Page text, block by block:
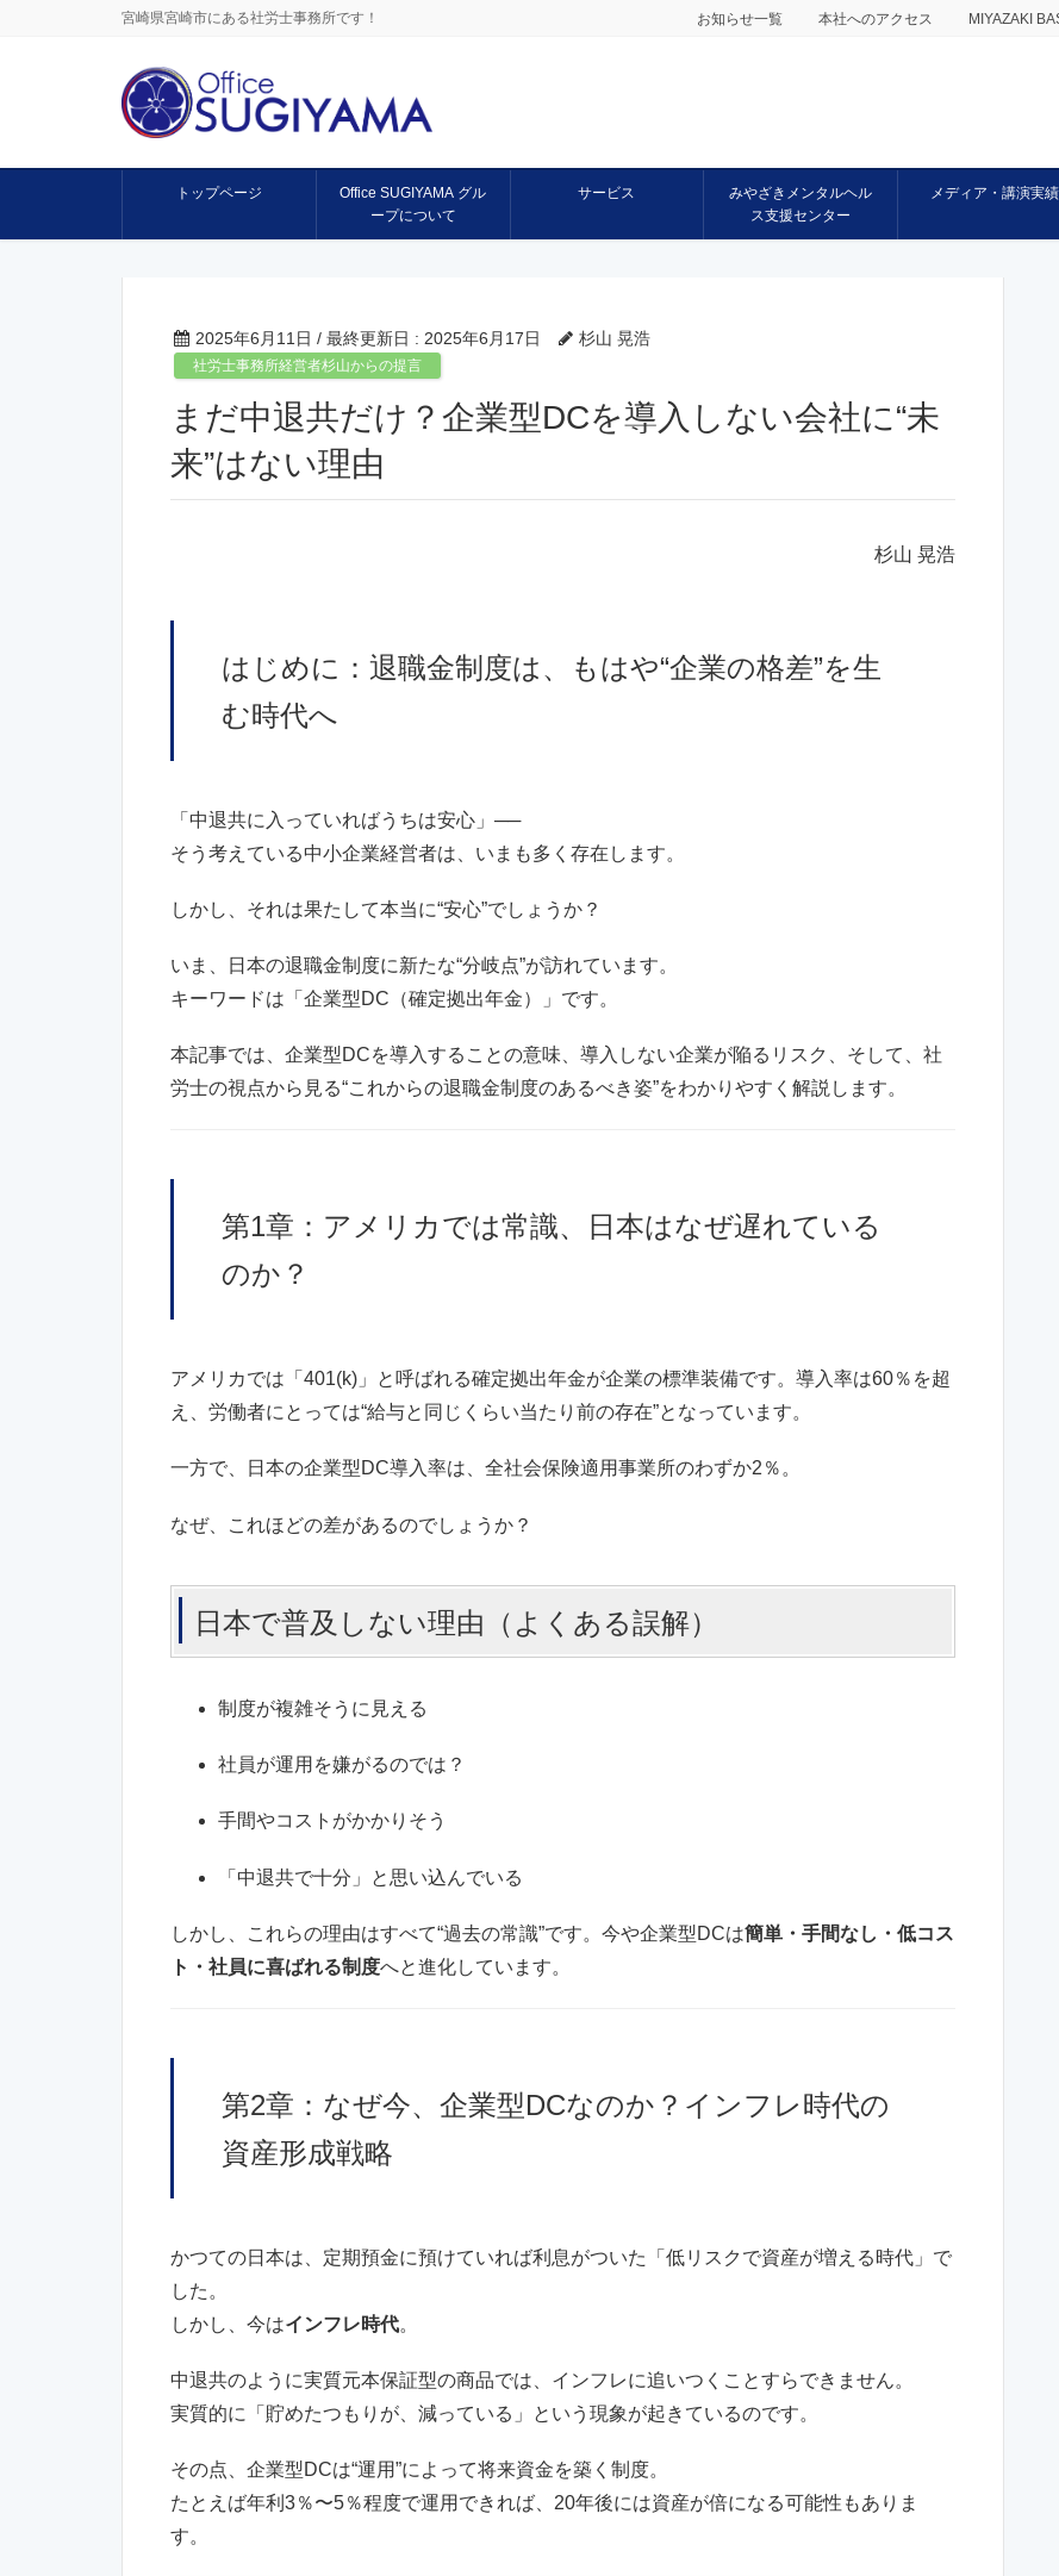
宮崎県宮崎市にある社労士事務所です！ お知らせ一覧 本社へのアクセス MIYAZAKI
トップページ
Office SUGIYAMA グル
ープについて
サービス
みやざきメンタルヘル
ス支援センター
メディア・講演実績
2025年6月11日 / 最終更新日 : 2025年6月17日 杉山 晃浩
社労士事務所経営者杉山からの提言
まだ中退共だけ？企業型DCを導入しない会社に“未
来”はない理由
杉山 晃浩
はじめに：退職金制度は、もはや“企業の格差”を生
む時代へ
「中退共に入っていればうちは安心」──
そう考えている中小企業経営者は、いまも多く存在します。
しかし、それは果たして本当に“安心”でしょうか？
いま、日本の退職金制度に新たな“分岐点”が訪れています。
キーワードは「企業型DC（確定拠出年金）」です。
本記事では、企業型DCを導入することの意味、導入しない企業が陥るリスク、そして、社
労士の視点から見る“これからの退職金制度のあるべき姿”をわかりやすく解説します。
第1章：アメリカでは常識、日本はなぜ遅れている
のか？
アメリカでは「401(k)」と呼ばれる確定拠出年金が企業の標準装備です。導入率は60％を超
え、労働者にとっては“給与と同じくらい当たり前の存在”となっています。
一方で、日本の企業型DC導入率は、全社会保険適用事業所のわずか2％。
なぜ、これほどの差があるのでしょうか？
日本で普及しない理由（よくある誤解）
制度が複雑そうに見える
社員が運用を嫌がるのでは？
手間やコストがかかりそう
「中退共で十分」と思い込んでいる
しかし、これらの理由はすべて“過去の常識”です。今や企業型DCは簡単・手間なし・低コス
ト・社員に喜ばれる制度へと進化しています。
第2章：なぜ今、企業型DCなのか？インフレ時代の
資産形成戦略
かつての日本は、定期預金に預けていれば利息がついた「低リスクで資産が増える時代」で
した。
しかし、今はインフレ時代。
中退共のように実質元本保証型の商品では、インフレに追いつくことすらできません。
実質的に「貯めたつもりが、減っている」という現象が起きているのです。
その点、企業型DCは“運用”によって将来資金を築く制度。
たとえば年利3％〜5％程度で運用できれば、20年後には資産が倍になる可能性もありま
す。